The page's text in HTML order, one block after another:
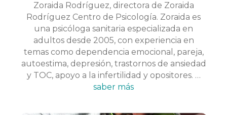
Zoraida Rodríguez, directora de Zoraida
Rodríguez Centro de Psicología. Zoraida es
una psicóloga sanitaria especializada en
adultos desde 2005, con experiencia en
temas como dependencia emocional, pareja,
autoestima, depresión, trastornos de ansiedad
y TOC, apoyo a la infertilidad y opositores. …
saber más